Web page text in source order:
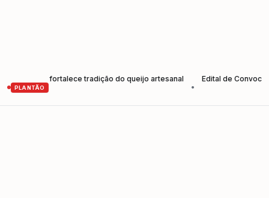
PLANTÃO
e fortalece tradição do queijo artesanal
Edital de Convocação